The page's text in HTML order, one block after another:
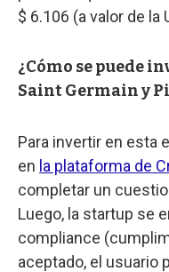
$ 6.106 (a valor de la
¿Cómo se puede
Saint Germain y
Para invertir en esta
en la plataforma de
completar un
Luego, la startup se
compliance
aceptado, el usuario